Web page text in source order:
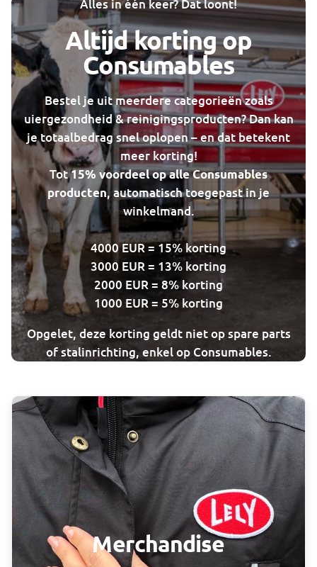
Alles in één keer? Dat loont!
Altijd korting op
Consumables
Bestel je uit meerdere categorieën zoals
uiergezondheid & reinigingsproducten? Dan kan
je totaalbedrag snel oplopen – en dat betekent
meer korting!
Tot15% voordeel op alle Consumables
producten, automatisch toegepast in je
winkelmand.
4000 EUR = 15% korting
3000 EUR = 13% korting
2000 EUR = 8% korting
1000 EUR = 5% korting
Opgelet, deze korting geldt niet op spare parts
of stalinrichting, enkel op Consumables.
Merchandise